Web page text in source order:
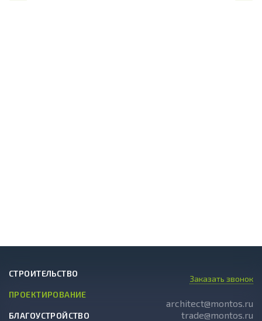
СТРОИТЕЛЬСТВО
ПРОЕКТИРОВАНИЕ
БЛАГОУСТРОЙСТВО
Заказать звонок
architect@montos.ru
trade@montos.ru